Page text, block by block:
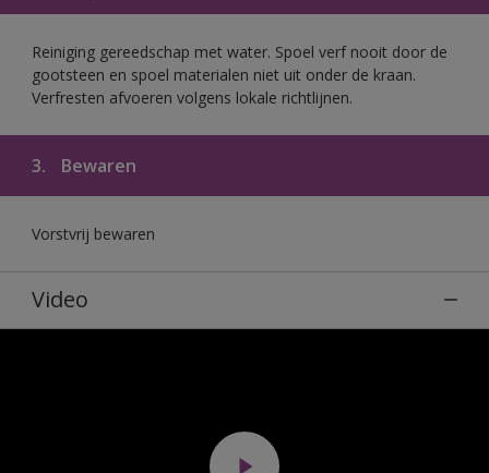
Reiniging gereedschap met water. Spoel verf nooit door de
gootsteen en spoel materialen niet uit onder de kraan.
Verfresten afvoeren volgens lokale richtlijnen.
3. Bewaren
Vorstvrij bewaren
Video